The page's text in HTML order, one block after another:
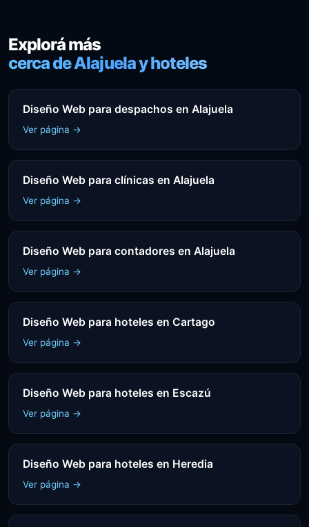
Explorá más
cerca de Alajuela y hoteles
Diseño Web para despachos en Alajuela
Ver página →
Diseño Web para clínicas en Alajuela
Ver página →
Diseño Web para contadores en Alajuela
Ver página →
Diseño Web para hoteles en Cartago
Ver página →
Diseño Web para hoteles en Escazú
Ver página →
Diseño Web para hoteles en Heredia
Ver página →